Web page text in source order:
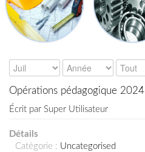
Opérations pédagogique 2024
Écrit par Super Utilisateur
Détails
Catégorie : Uncategorised